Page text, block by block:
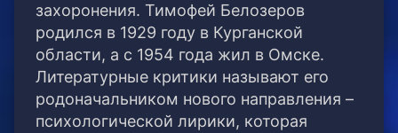
захоронения. Тимофей Белозеров
родился в 1929 году в Курганской
области, а с 1954 года жил в Омске.
Литературные критики называют его
родоначальником нового направления –
психологической лирики, которая